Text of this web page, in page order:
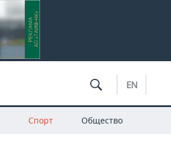
EN
Спорт Общество